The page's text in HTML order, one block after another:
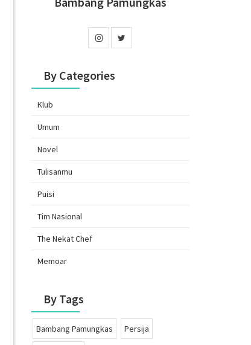
By Categories
Klub
Umum
Novel
Tulisanmu
Puisi
Tim Nasional
The Nekat Chef
Memoar
By Tags
Bambang Pamungkas Persija